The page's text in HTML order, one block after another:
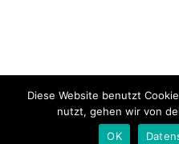
© Copyright - 2024
Datenschutzerklärung
Diese Website benutzt
nutzt, gehen wir von
OK